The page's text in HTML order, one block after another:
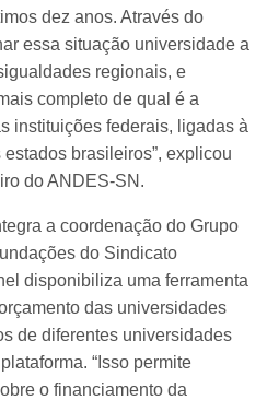
dez anos. Através do
essa situação universidade a
regionais, e
completo de qual é a
instituições federais, ligadas à
brasileiros”, explicou
do ANDES-SN.
a coordenação do Grupo
do Sindicato
disponibiliza uma ferramenta
das universidades
de diferentes universidades
“Isso permite
o financiamento da